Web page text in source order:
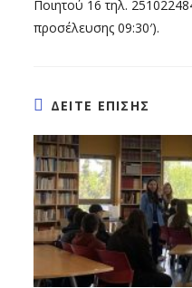
Ποιητού 16 τηλ.
προσέλευσης 09:30′).
ΔΕΙΤΕ ΕΠΙΣΗΣ